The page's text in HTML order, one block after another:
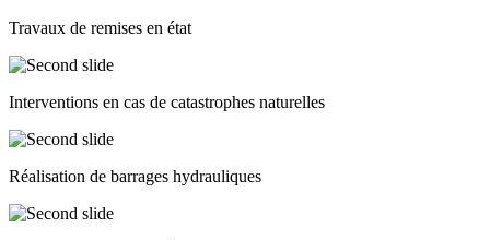
Travaux de remises en état
Interventions en cas de catastrophes naturelles
Réalisation de barrages hydrauliques